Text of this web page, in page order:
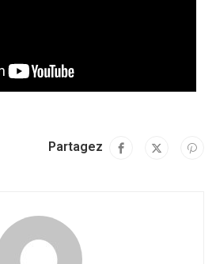
Partagez